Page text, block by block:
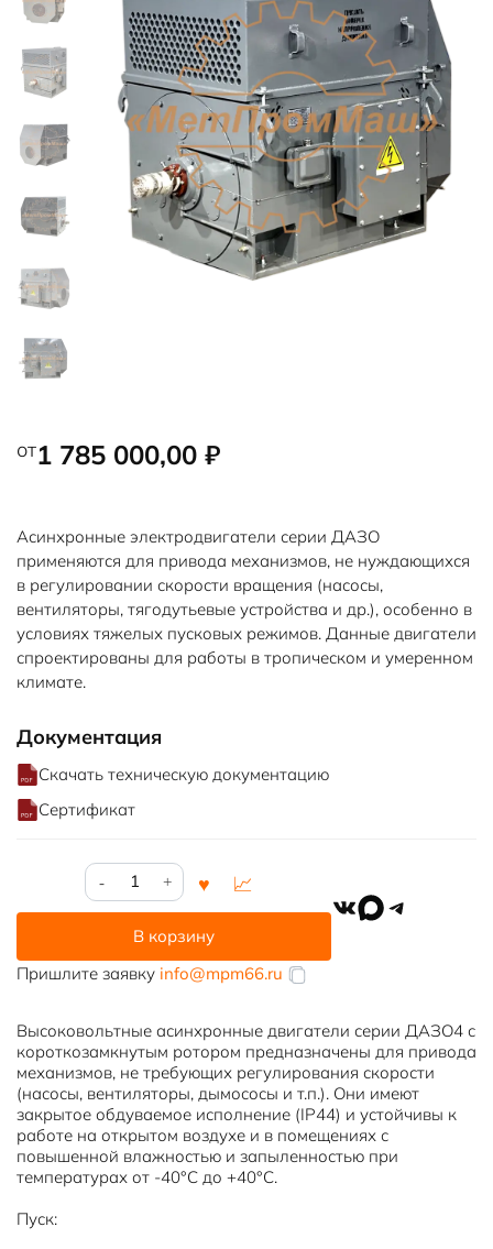
от1 785 000,00 ₽
Асинхронные электродвигатели серии ДАЗО
применяются для привода механизмов, не нуждающихся
в регулировании скорости вращения (насосы,
вентиляторы, тягодутьевые устройства и др.), особенно в
условиях тяжелых пусковых режимов. Данные двигатели
спроектированы для работы в тропическом и умеренном
климате.
Документация
Скачать техническую документацию
Сертификат
Количество
товара
42-
В корзину
VKMAXTelegram
Пришлите заявку info@mpm66.ru
Высоковольтные асинхронные двигатели серии ДАЗО4 с
короткозамкнутым ротором предназначены для привода
механизмов, не требующих регулирования скорости
(насосы, вентиляторы, дымососы и т.п.). Они имеют
закрытое обдуваемое исполнение (IP44) и устойчивы к
работе на открытом воздухе и в помещениях с
повышенной влажностью и запыленностью при
температурах от -40°С до +40°С.
Пуск: